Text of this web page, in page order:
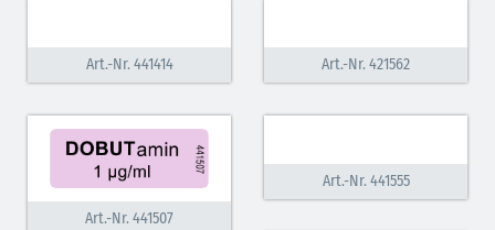
Art.-Nr. 441414 Art.-Nr. 421562
Art.-Nr. 441507
Art.-Nr. 441555